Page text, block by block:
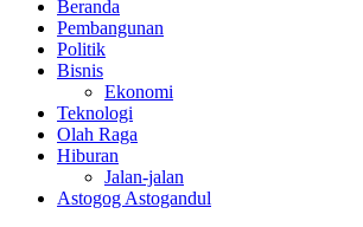
lacaknews.com
Lacak Gaya Baru
Beranda
Pembangunan
Politik
Bisnis
Ekonomi
Teknologi
Olah Raga
Hiburan
Jalan-jalan
Astogog Astogandul